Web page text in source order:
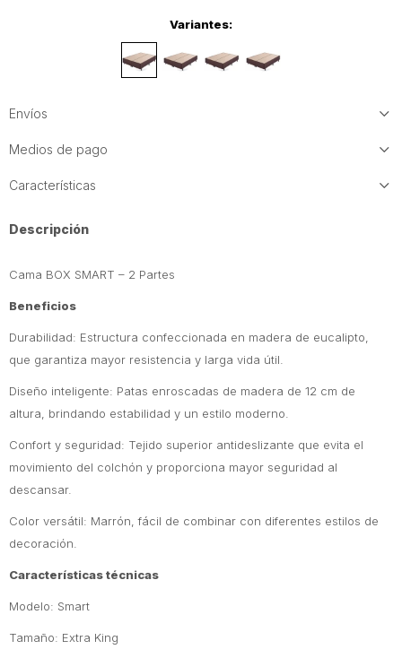
Variantes:
Envíos
Medios de pago
Características
Descripción
Cama BOX SMART – 2 Partes
Beneficios
Durabilidad: Estructura confeccionada en madera de eucalipto,
que garantiza mayor resistencia y larga vida útil.
Diseño inteligente: Patas enroscadas de madera de 12 cm de
altura, brindando estabilidad y un estilo moderno.
Confort y seguridad: Tejido superior antideslizante que evita el
movimiento del colchón y proporciona mayor seguridad al
descansar.
Color versátil: Marrón, fácil de combinar con diferentes estilos de
decoración.
Características técnicas
Modelo: Smart
Tamaño: Extra King